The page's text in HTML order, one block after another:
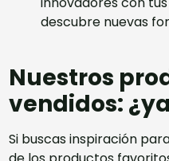
descubre nuevas
Nuestros
vendidos:
Si buscas inspiración